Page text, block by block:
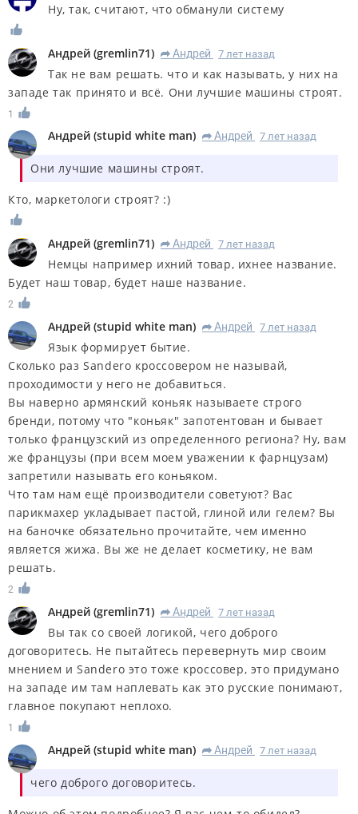
Ну, так, считают, что обманули систему
Андрей (gremlin71) R Андрей 7 лет назад
Так не вам решать. что и как называть, у них на
западе так принято и всё. Они лучшие машины строят.
1
Андрей (stupid white man) R Андрей 7 лет назад
Они лучшие машины строят.
Кто, маркетологи строят? :)
Андрей (gremlin71) R Андрей 7 лет назад
Немцы например ихний товар, ихнее название.
Будет наш товар, будет наше название.
2
Андрей (stupid white man) R Андрей 7 лет назад
Язык формирует бытие.
Сколько раз Sandero кроссовером не называй,
проходимости у него не добавиться.
Вы наверно армянский коньяк называете строго
бренди, потому что "коньяк" запотентован и бывает
только французский из определенного региона? Ну, вам
же французы (при всем моем уважении к фарнцузам)
запретили называть его коньяком.
Что там нам ещё производители советуют? Вас
парикмахер укладывает пастой, глиной или гелем? Вы
на баночке обязательно прочитайте, чем именно
является жижа. Вы же не делает косметику, не вам
решать.
2
Андрей (gremlin71) R Андрей 7 лет назад
Вы так со своей логикой, чего доброго
договоритесь. Не пытайтесь перевернуть мир своим
мнением и Sandero это тоже кроссовер, это придумано
на западе им там наплевать как это русские понимают,
главное покупают неплохо.
1
Андрей (stupid white man) R Андрей 7 лет назад
чего доброго договоритесь.